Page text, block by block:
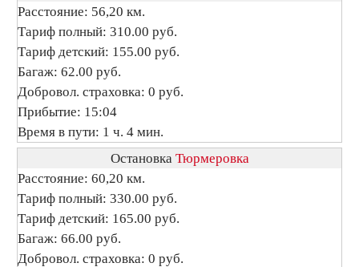
Расстояние: 56,20 км.
Тариф полный: 310.00 руб.
Тариф детский: 155.00 руб.
Багаж: 62.00 руб.
Добровол. страховка: 0 руб.
Прибытие: 15:04
Время в пути: 1 ч. 4 мин.
Остановка Тюрмеровка
Расстояние: 60,20 км.
Тариф полный: 330.00 руб.
Тариф детский: 165.00 руб.
Багаж: 66.00 руб.
Добровол. страховка: 0 руб.